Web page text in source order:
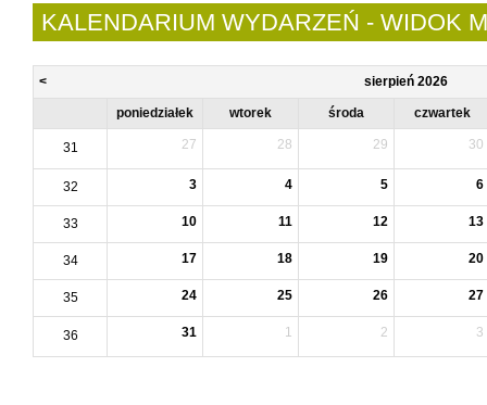
KALENDARIUM WYDARZEŃ - WIDOK
< sierpień 2026
poniedziałek wtorek środa czwartek
31 27 28 29 30
32 3 4 5 6
33 10 11 12 13
34 17 18 19 20
35 24 25 26 27
36 31 1 2 3